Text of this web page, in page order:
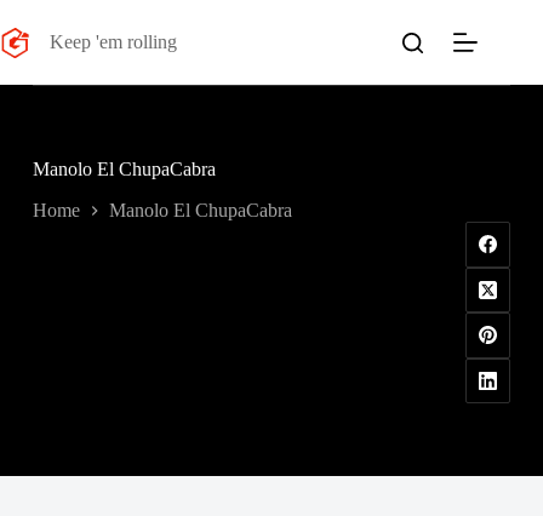
al
contenuto
Keep 'em rolling
Manolo El ChupaCabra
Home Manolo El ChupaCabra